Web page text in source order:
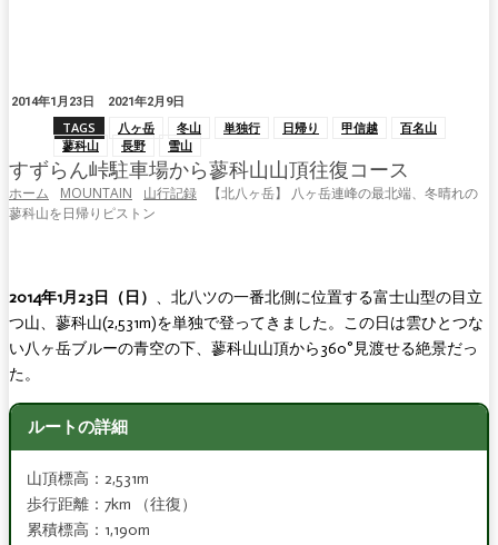
2014年1月23日 2021年2月9日
TAGS 八ヶ岳 冬山 単独行 日帰り 甲信越
百名山
蓼科山
長野 雪山
すずらん峠駐車場から蓼科山山頂往復コース
ホーム MOUNTAIN 山行記録
【北八ヶ岳】 八ヶ岳連峰の最北端、冬晴れの
蓼科山を日帰りピストン
2014年1月23日（日） 、北八ツの一番北側に位置する富士山型の目立
つ山、蓼科山(2,531m)を単独で登ってきました。この日は雲ひとつな
い八ヶ岳ブルーの青空の下、蓼科山山頂から360°見渡せる絶景だっ
た。
ルートの詳細
山頂標高：2,531m
歩行距離：7km （往復）
累積標高：1,190m